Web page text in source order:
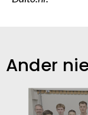
Ander